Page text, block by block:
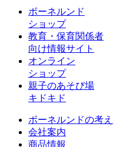
ボーネルンド
ショップ
教育・保育関係者
向け情報サイト
オンライン
ショップ
親子のあそび場
キドキド
ボーネルンドの考え
会社案内
商品情報